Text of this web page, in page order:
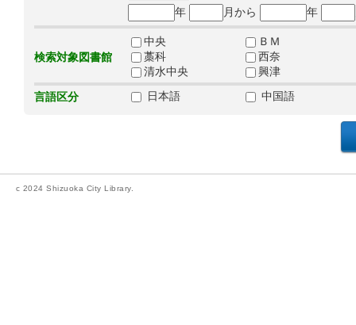
年
月から 年
検索対象図書館
中央
ＢＭ
藁科
西奈
清水中央
興津
言語区分
日本語 中国語
c 2024 Shizuoka City Library.